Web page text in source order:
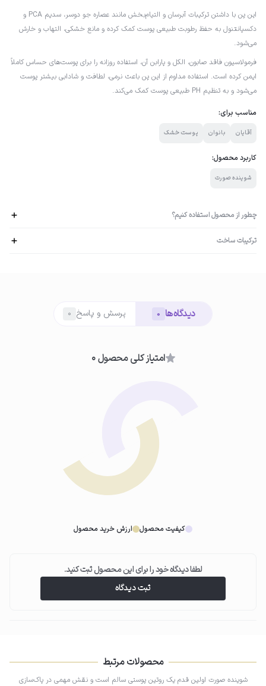
این پن با داشتن ترکیبات آبرسان و التیام‌بخش مانند عصاره جو دوسر، سدیم PCA و
دکسپانتنول به حفظ رطوبت طبیعی پوست کمک کرده و مانع خشکی، التهاب و خارش
می‌شود.
فرمولاسیون فاقد صابون، الکل و پارابن آن، استفاده روزانه را برای پوست‌های حساس کاملاً
ایمن کرده است. استفاده مداوم از این پن باعث نرمی، لطافت و شادابی بیشتر پوست
می‌شود و به تنظیم PH طبیعی پوست کمک می‌کند.
مناسب برای:
آقایان بانوان پوست خشک
کاربرد محصول:
شوینده صورت
چطور از محصول استفاده کنیم؟
ابتدا پوست صورت را با آب ولرم مرطوب کنید تا برای پاکسازی آماده شود.
ماساژ دورانی کف روی پوست
04
آبکشی و خشک کردن پوست
ترکیبات ساخت
دیدگاه‌ها 0 پرسش و پاسخ 0
امتیاز کلی محصول 0
کیفیت محصول ارزش خرید محصول
لطفا دیدگاه خود را برای این محصول ثبت کنید.
ثبت دیدگاه
محصولات مرتبط
شوینده صورت اولین قدم یک روتین پوستی سالم است و نقش مهمی در پاک‌سازی